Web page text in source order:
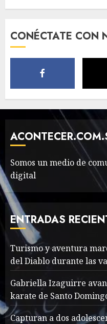
7
1
CONÉCTATE CON
Somos un medio de
digital
ENTRADAS
Turismo y aventura
del Diablo durante las
Gabriella Izaguirre
karate de Santo
Capturan a dos